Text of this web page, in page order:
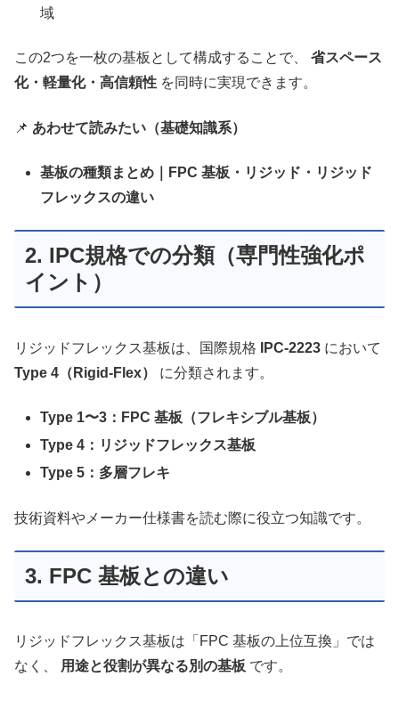
域
この2つを一枚の基板として構成することで、 省スペース
化・軽量化・高信頼性 を同時に実現できます。
📌 あわせて読みたい（基礎知識系）
基板の種類まとめ｜FPC 基板・リジッド・リジッド
フレックスの違い
2. IPC規格での分類（専門性強化ポ
イント）
リジッドフレックス基板は、国際規格 IPC-2223 において
Type 4（Rigid-Flex）
に分類されます。
Type 1〜3：FPC 基板（フレキシブル基板）
Type 4：リジッドフレックス基板
Type 5：多層フレキ
技術資料やメーカー仕様書を読む際に役立つ知識です。
3. FPC 基板との違い
リジッドフレックス基板は「FPC 基板の上位互換」では
なく、 用途と役割が異なる別の基板 です。